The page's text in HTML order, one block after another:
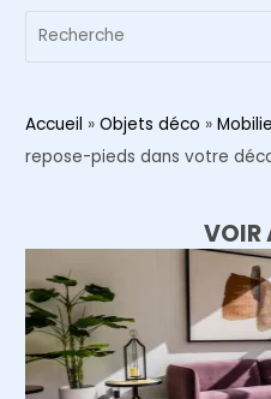
Accueil » Objets déco »
repose-pieds dans votre
VOIR